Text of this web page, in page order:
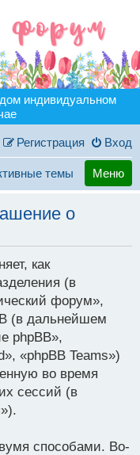
индивидуальном
Вход
Регистрация
темы Меню
о
как
(в
форум»,
(в дальнейшем
phpBB»,
«phpBB Teams»)
во время
сессий (в
способами. Во-